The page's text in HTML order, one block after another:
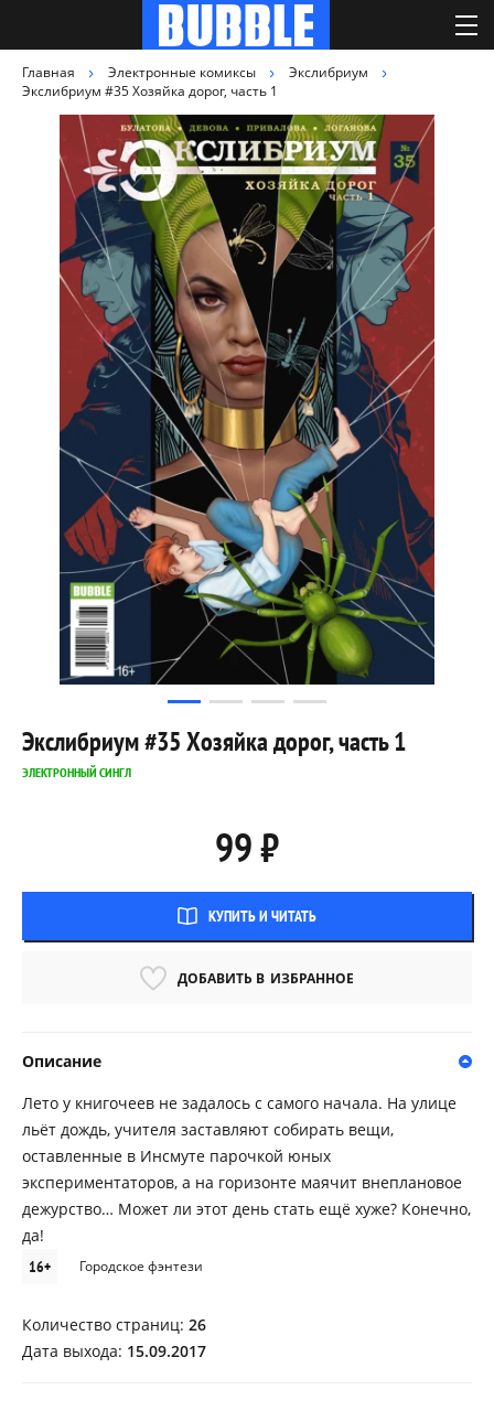
Главная Электронные комиксы
Экслибриум
Экслибриум #35 Хозяйка дорог, часть 1
Экслибриум #35 Хозяйка дорог, часть 1
ЭЛЕКТРОННЫЙ СИНГЛ
99 ₽
КУПИТЬ И ЧИТАТЬ
ДОБАВИТЬ В ИЗБРАННОЕ
Описание
Лето у книгочеев не задалось с самого начала. На улице
льёт дождь, учителя заставляют собирать вещи,
оставленные в Инсмуте парочкой юных
экспериментаторов, а на горизонте маячит внеплановое
дежурство… Может ли этот день стать ещё хуже? Конечно,
да!
16+ Городское фэнтези
Количество страниц: 26
Дата выхода: 15.09.2017